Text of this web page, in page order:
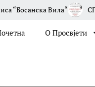
Вила“ СПКД
О Просвјети